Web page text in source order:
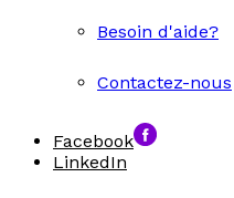
Besoin d'aide?
Contactez-nous
Facebook
LinkedIn